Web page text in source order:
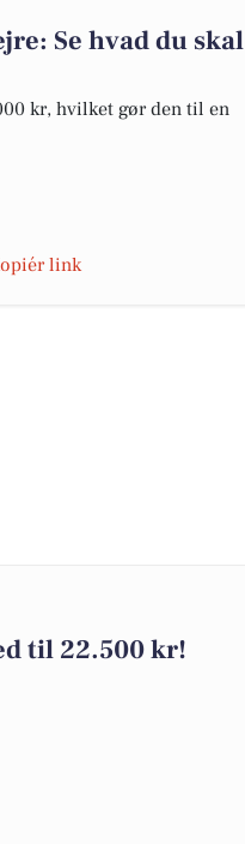
Se hvad du skal
kr, hvilket gør den til en
link
til 22.500 kr!